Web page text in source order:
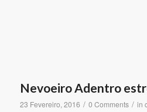
Nevoeiro Adentro
23 Fevereiro, 2016 / 0 Comments / in